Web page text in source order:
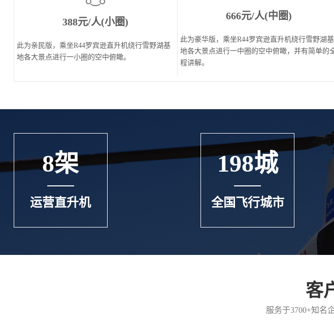
388元/人(小圈)
此为亲民版，乘坐R44罗宾逊直升机绕行雪野湖基
地各大景点进行一小圈的空中俯瞰。
666元/人(中圈)
此为豪华版，乘坐R44罗宾逊直升机绕行雪野湖基
地各大景点进行一中圈的空中俯瞰，并有简单的
程讲解。
8架
运营直升机
198城
全国飞行城市
客
服务于3700+知名